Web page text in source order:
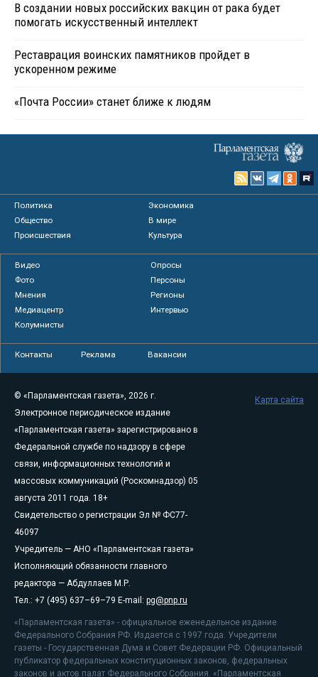
В создании новых российских вакцин от рака будет
помогать искусственный интеллект
Реставрация воинских памятников пройдет в
ускоренном режиме
«Почта России» станет ближе к людям
Политика
Экономика
Общество
В мире
Происшествия
Культура
Видео
Опросы
Фото
Персоны
Мнения
Регионы
Медиацентр
Интервью
Колумнисты
Контакты Реклама Вакансии
© «Парламентская газета», 2026 г.
Электронное периодическое издание
«Парламентская газета» зарегистрировано в
Федеральной службе по надзору в сфере
связи, информационных технологий и
массовых коммуникаций (Роскомнадзор) 05
августа 2011 года. 18+
Свидетельство о регистрации Эл № ФС77-
46097
Учредитель — АНО «Парламентская газета»
Исполняющий обязанности главного
редактора — Абдуллаев М.Р.
Тел.: +7 (495) 637–69–79 E-mail: pg@pnp.ru
«Парламентская газета» - официальное еженедельное издание
Федерального Собрания РФ. Издается с 1997 года. Учредители
газеты - Государственная Дума и Совет Федерации РФ. Официальный
публикатор федеральных конституционных законов, федеральных
законов и актов палат Федерального Собрания. «Парламентская
Карта сайта